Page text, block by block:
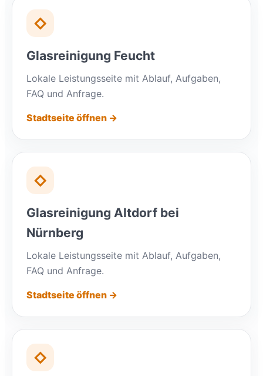
◇
Glasreinigung Feucht
Lokale Leistungsseite mit Ablauf, Aufgaben,
FAQ und Anfrage.
Stadtseite öffnen →
◇
Glasreinigung Altdorf bei
Nürnberg
Lokale Leistungsseite mit Ablauf, Aufgaben,
FAQ und Anfrage.
Stadtseite öffnen →
◇